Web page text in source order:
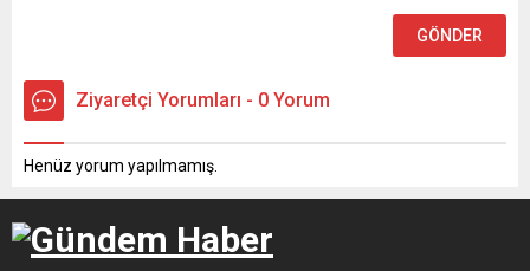
Ziyaretçi Yorumları - 0 Yorum
Henüz yorum yapılmamış.